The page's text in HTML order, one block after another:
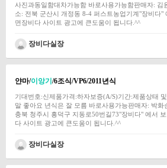
사진과동일함대차가능함 바로사용가능함판매자: 김
소: 전북 군산시 개정동 8-4 퍼스트농업기계"장비다"
면장비다 사이트 광고에 큰도움이 됩니다.^^
장비다실장
얀마/이앙기/6조식/VP6/2011년식
기대번호:신제품가격:하자보증(A/S)기간:제품상태
말 좋아요 년식은 잘 모름 바로사용가능판매자: 박화
충북 청주시 흥덕구 지동로50번길73"장비다" 에서
다 사이트 광고에 큰도움이 됩니다.^^
장비다실장